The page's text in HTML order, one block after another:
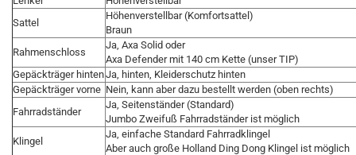
Sattel
Höhenverstellbar (Komfortsattel)
Braun
Rahmenschloss
Ja, Axa Solid oder
Axa Defender mit 140 cm Kette (unser TIP)
Gepäckträger hintenJa, hinten, Kleiderschutz hinten
Gepäckträger vorne Nein, kann aber dazu bestellt werden (oben rechts)
Fahrradständer
Ja, Seitenständer (Standard)
Jumbo Zweifuß Fahrradständer ist möglich
Klingel
Ja, einfache Standard Fahrradklingel
Aber auch große Holland Ding Dong Klingel ist möglich